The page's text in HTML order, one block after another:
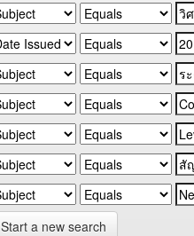
Start a new search